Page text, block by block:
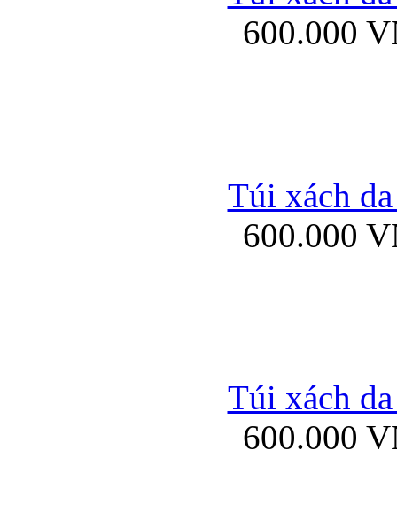
Bao da iPhone 5
600.000
Túi xách
600.000
Túi xách
600.000